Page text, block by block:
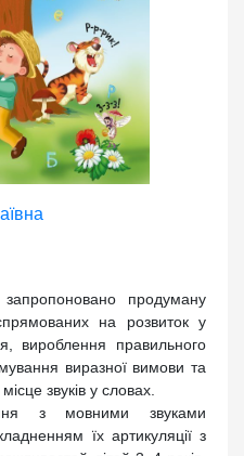
продуману
на розвиток у
вироблення правильного
виразної вимови та
звуків у словах.
з мовними звуками
їх артикуляції з